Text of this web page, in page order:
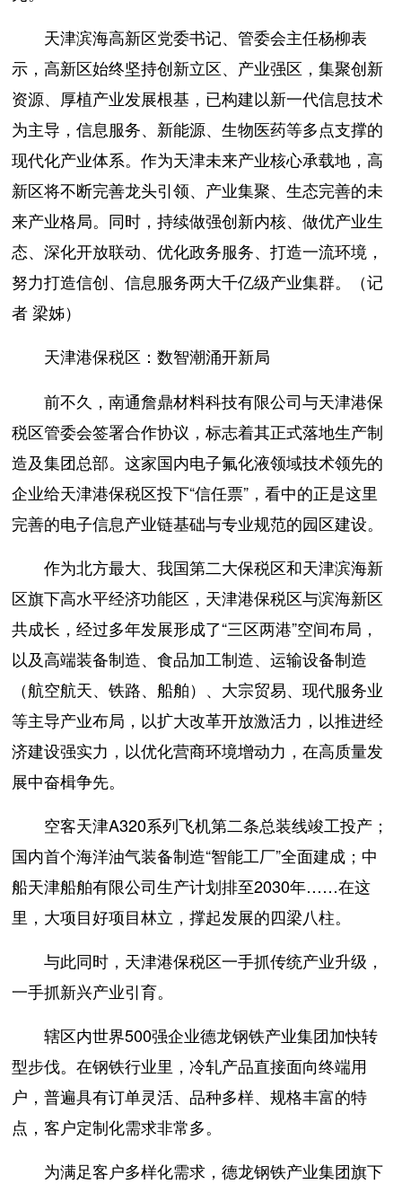
天津滨海高新区党委书记、管委会主任杨柳表
示，高新区始终坚持创新立区、产业强区，集聚创新
资源、厚植产业发展根基，已构建以新一代信息技术
为主导，信息服务、新能源、生物医药等多点支撑的
现代化产业体系。作为天津未来产业核心承载地，高
新区将不断完善龙头引领、产业集聚、生态完善的未
来产业格局。同时，持续做强创新内核、做优产业生
态、深化开放联动、优化政务服务、打造一流环境，
努力打造信创、信息服务两大千亿级产业集群。（记
者 梁姊）
天津港保税区：数智潮涌开新局
前不久，南通詹鼎材料科技有限公司与天津港保
税区管委会签署合作协议，标志着其正式落地生产制
造及集团总部。这家国内电子氟化液领域技术领先的
企业给天津港保税区投下“信任票”，看中的正是这里
完善的电子信息产业链基础与专业规范的园区建设。
作为北方最大、我国第二大保税区和天津滨海新
区旗下高水平经济功能区，天津港保税区与滨海新区
共成长，经过多年发展形成了“三区两港”空间布局，
以及高端装备制造、食品加工制造、运输设备制造
（航空航天、铁路、船舶）、大宗贸易、现代服务业
等主导产业布局，以扩大改革开放激活力，以推进经
济建设强实力，以优化营商环境增动力，在高质量发
展中奋楫争先。
空客天津A320系列飞机第二条总装线竣工投产；
国内首个海洋油气装备制造“智能工厂”全面建成；中
船天津船舶有限公司生产计划排至2030年……在这
里，大项目好项目林立，撑起发展的四梁八柱。
与此同时，天津港保税区一手抓传统产业升级，
一手抓新兴产业引育。
辖区内世界500强企业德龙钢铁产业集团加快转
型步伐。在钢铁行业里，冷轧产品直接面向终端用
户，普遍具有订单灵活、品种多样、规格丰富的特
点，客户定制化需求非常多。
为满足客户多样化需求，德龙钢铁产业集团旗下